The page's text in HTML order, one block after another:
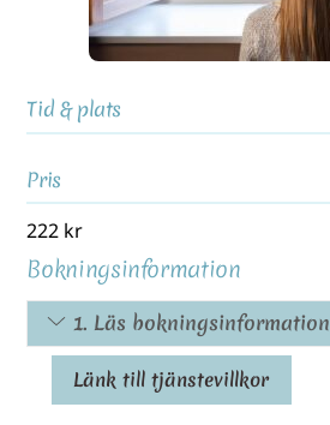
Tid & plats
Pris
222 kr
Bokningsinformation
1. Läs bokningsinformation
Länk till tjänstevillkor